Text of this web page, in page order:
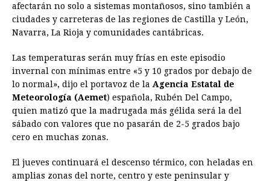
afectarán no solo a sistemas montañosos, sino también a
ciudades y carreteras de las regiones de Castilla y León,
Navarra, La Rioja y comunidades cantábricas.
Las temperaturas serán muy frías en este episodio
invernal con mínimas entre «5 y 10 grados por debajo de
lo normal», dijo el portavoz de la Agencia Estatal de
Meteorología (Aemet) española, Rubén Del Campo,
quien matizó que la madrugada más gélida será la del
sábado con valores que no pasarán de 2-5 grados bajo
cero en muchas zonas.
El jueves continuará el descenso térmico, con heladas en
amplias zonas del norte, centro y este peninsular y